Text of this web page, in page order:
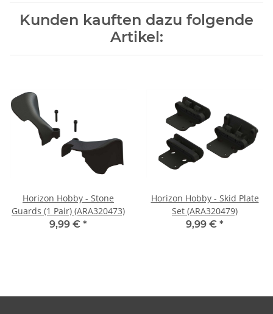
Kunden kauften dazu folgende
Artikel:
Horizon Hobby - Stone
Guards (1 Pair) (ARA320473)
9,99 € *
Horizon Hobby - Skid Plate
Set (ARA320479)
9,99 € *